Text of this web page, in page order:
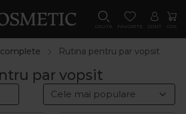
CAUTA FAVORITE CONT COS
Rutina pentru par vopsit
par vopsit